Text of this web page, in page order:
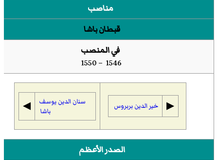
مناصب
قبطان باشا
في المنصب
1546 – 1550
▶︎ خير الدين بربروس
سنان الدين يوسف
باشا
◀︎
الصدر الأعظم